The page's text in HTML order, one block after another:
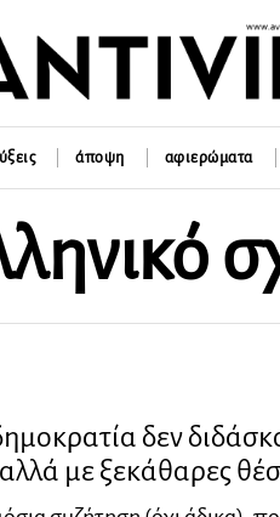
άποψη αφιερώματα
δεν
με ξεκάθαρες